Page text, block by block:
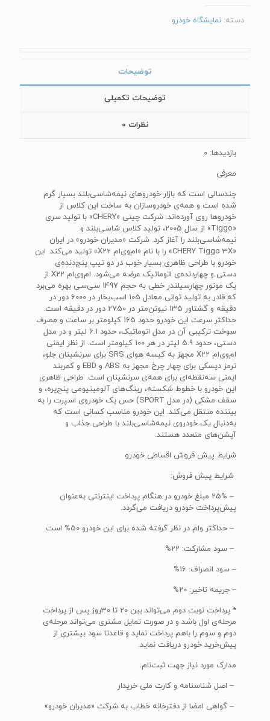
دسته: نمایشگاه خودرو
توضیحات
توضیحات تکمیلی
نظرات 0
بازدیدها: 0
معرفی
چندسالی است که بازار خودروهای نیمه‌شاسی‌بلند بسیار گرم
شده است و همه‌ی خودروسازان به ساخت این کلاس از
خودروها روی آورده‌اند. شرکت چینی «CHERY» با تولید سری
«Tiggo» از سال 2005، تولید کلاس شاسی‌بلند و
نیمه‌شاسی‌بلند را آغاز کرد. شرکت «مدیران خودرو» در ایران
«CHERY Tiggo 3X» را با نام «ام‌وی‌ام X22» تولید می‌کند. این
خودرو با طراحی ظاهری بسیار خوب در دو تیپ پنج‌دنده‌ی
دستی و چهاردنده‌ی اتوماتیک عرضه می‌شود. ام‌وی‌ام X22 از
یک موتور چهارسیلندر خطی به حجم 1497 سی‌سی بهره می‌برد
که قادر به تولید توانی معادل 105 اسب‌بخار در 6000 دور در
دقیقه و گشتاور 135 نیوتن‌متر در 2750 دور در دقیقه است.
حداکثر سرعت این خودرو حدود 165 کیلومتر بر ساعت و مصرف
سوخت ترکیبی آن در مدل اتوماتیک، حدود 6.1 لیتر و در مدل
دستی، حدود 5.9 لیتر در هر 100 کیلومتر است. از نظر ایمنی
ام‌وی‌ام X22 مجهز به کیسه هوای SRS برای سرنشینان جلو،
ترمز دیسکی برای چهار چرخ مجهز به ABS و EBD و کمربند
ایمنی سه‌نقطه‌ای برای همه‌ی سرنشینان است. طراحی ظاهری
این خودرو با خطوط شکسته، رینگ‌های آلومینیومی پنج‌پره، و
سقف مشکی (در مدل SPORT) حس یک خودروی اسپرت را به
بیننده‌ منتقل می‌کند. این خودرو مناسب کسانی است که
به‌دنبال یک خودروی نیمه‌شاسی‌بلند با طراحی جذاب و
آپشن‌های متعدد هستند.
شرایط پیش فروش اقساطی خودرو
شرایط پیش فروش:
– 25% مبلغ خودرو در هنگام پرداخت اینترنتی به‌عنوان
پیش‌پرداخت خودرو دریافت می‌گردد.
– حداکثر وام در نظر گرفته‌ شده برای این خودرو 50% است.
– سود مشارکت: 22%
– سود انصراف: 16%
– جریمه تاخیر: 20%
* پرداخت نوبت دوم می‌تواند بین 20 تا 30روز پس از پرداخت
مرحله‌ی اول باشد و در صورت تمایل مشتری می‌تواند مرحله‌ی
دوم و سوم را باهم پرداخت نماید و قاعدتا سود بیشتری از
پیش‌خرید خودرو دریافت نماید.
مدارک مورد نیاز جهت ثبت‌نام:
– اصل شناسنامه و کارت ملی خریدار
– گواهی امضا از دفترخانه خطاب به شرکت «مدیران خودرو»